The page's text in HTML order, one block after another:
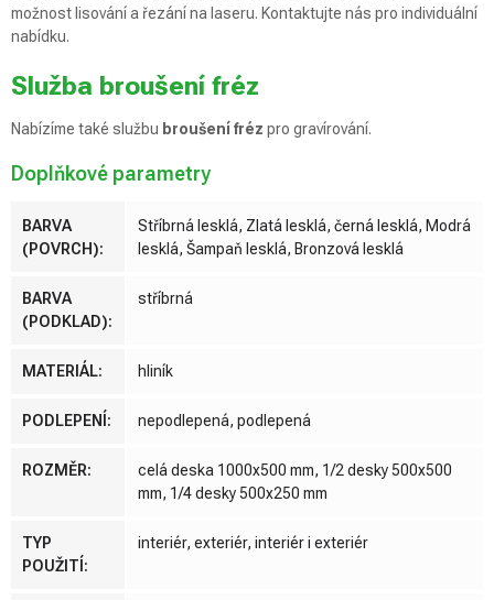
možnost lisování a řezání na laseru. Kontaktujte nás pro individuální
nabídku.
Služba broušení fréz
Nabízíme také službu broušení fréz pro gravírování.
Doplňkové parametry
BARVA
(POVRCH):
Stříbrná lesklá, Zlatá lesklá, černá lesklá, Modrá
lesklá, Šampaň lesklá, Bronzová lesklá
BARVA
(PODKLAD):
stříbrná
MATERIÁL: hliník
PODLEPENÍ: nepodlepená, podlepená
ROZMĚR:
celá deska 1000x500 mm, 1/2 desky 500x500
mm, 1/4 desky 500x250 mm
TYP
POUŽITÍ:
interiér, exteriér, interiér i exteriér